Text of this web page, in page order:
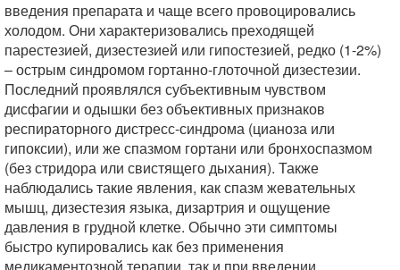
введения препарата и чаще всего провоцировались
холодом. Они характеризовались преходящей
парестезией, дизестезией или гипостезией, редко (1-2%)
– острым синдромом гортанно-глоточной дизестезии.
Последний проявлялся субъективным чувством
дисфагии и одышки без объективных признаков
респираторного дистресс-синдрома (цианоза или
гипоксии), или же спазмом гортани или бронхоспазмом
(без стридора или свистящего дыхания). Также
наблюдались такие явления, как спазм жевательных
мышц, дизестезия языка, дизартрия и ощущение
давления в грудной клетке. Обычно эти симптомы
быстро купировались как без применения